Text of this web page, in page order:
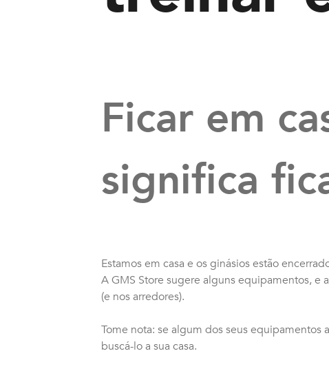
Ficar em
significa
Estamos em casa e os ginásios estão
A GMS Store sugere alguns equipamentos, e
(e nos arredores).
Tome nota: se algum dos seus equipamentos
buscá-lo a sua casa.